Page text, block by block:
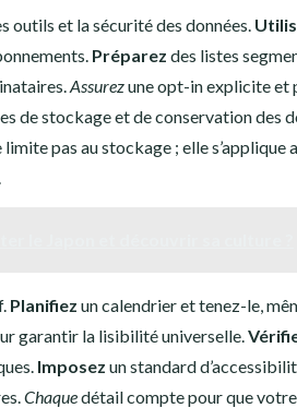
outils et la sécurité des données.
Préparez des listes
Assurezune opt-in explicite et
de stockage et de conservation des
limite pas au stockage ; elle s’applique
Planifiez un calendrier et tenez-le,
garantir la lisibilité universelle.
Imposez un standard
Chaquedétail compte pour que